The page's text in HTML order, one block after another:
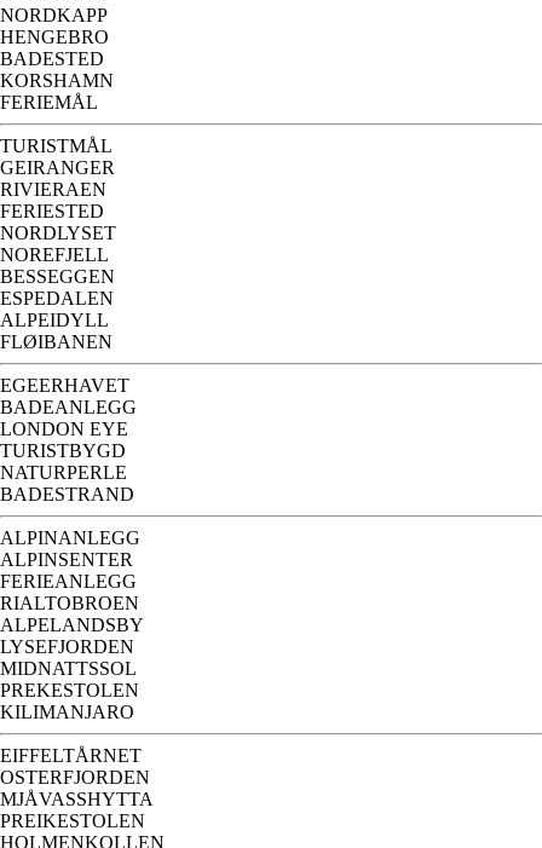
NORDKAPP
HENGEBRO
BADESTED
KORSHAMN
FERIEMÅL
TURISTMÅL
GEIRANGER
RIVIERAEN
FERIESTED
NORDLYSET
NOREFJELL
BESSEGGEN
ESPEDALEN
ALPEIDYLL
FLØIBANEN
EGEERHAVET
BADEANLEGG
LONDON EYE
TURISTBYGD
NATURPERLE
BADESTRAND
ALPINANLEGG
ALPINSENTER
FERIEANLEGG
RIALTOBROEN
ALPELANDSBY
LYSEFJORDEN
MIDNATTSSOL
PREKESTOLEN
KILIMANJARO
EIFFELTÅRNET
OSTERFJORDEN
MJÅVASSHYTTA
PREIKESTOLEN
HOLMENKOLLEN